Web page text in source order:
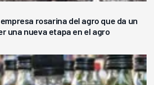
empresa rosarina del agro que da un
una nueva etapa en el agro